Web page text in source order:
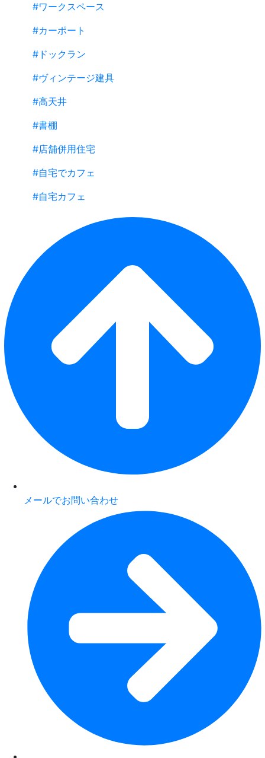
#ワークスペース
#カーポート
#ドックラン
#ヴィンテージ建具
#高天井
#書棚
#店舗併用住宅
#自宅でカフェ
#自宅カフェ
メールでお問い合わせ